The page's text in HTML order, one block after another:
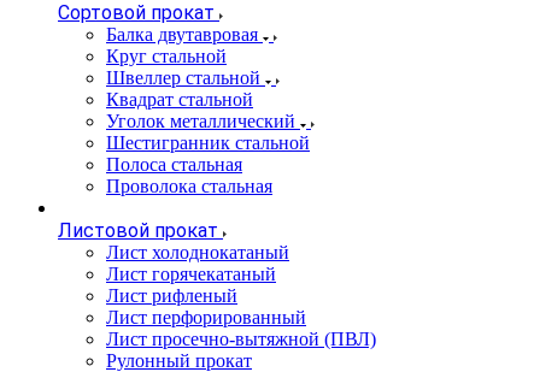
Сортовой прокат
Балка двутавровая
Круг стальной
Швеллер стальной
Квадрат стальной
Уголок металлический
Шестигранник стальной
Полоса стальная
Проволока стальная
Листовой прокат
Лист холоднокатаный
Лист горячекатаный
Лист рифленый
Лист перфорированный
Лист просечно-вытяжной (ПВЛ)
Рулонный прокат